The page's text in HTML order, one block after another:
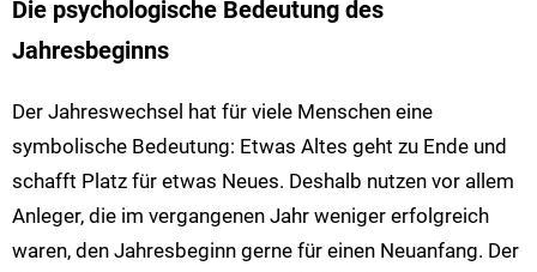
Die psychologische Bedeutung des
Jahresbeginns
Der Jahreswechsel hat für viele Menschen eine
symbolische Bedeutung: Etwas Altes geht zu Ende und
schafft Platz für etwas Neues. Deshalb nutzen vor allem
Anleger, die im vergangenen Jahr weniger erfolgreich
waren, den Jahresbeginn gerne für einen Neuanfang. Der